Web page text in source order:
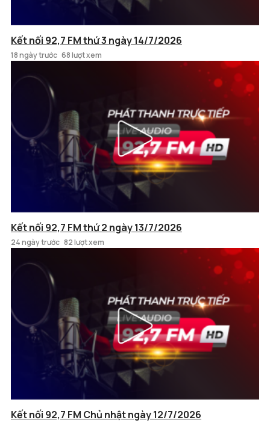
Kết nối 92,7 FM thứ 3 ngày 14/7/2026
18 ngày trước 68 lượt xem
Kết nối 92,7 FM thứ 2 ngày 13/7/2026
24 ngày trước 82 lượt xem
Kết nối 92,7 FM Chủ nhật ngày 12/7/2026